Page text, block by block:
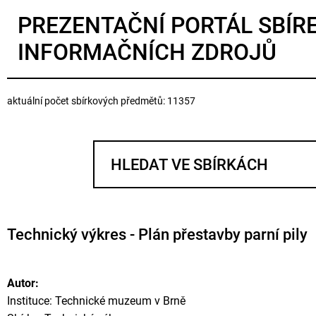
PREZENTAČNÍ PORTÁL
INFORMAČNÍCH ZDROJŮ
aktuální počet sbírkových předmětů: 11357
Technický výkres - Plán přestavby parní pily
Autor:
Instituce: Technické muzeum v Brně